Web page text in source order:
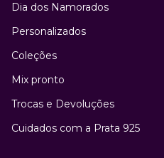
Dia dos Namorados
Personalizados
Coleções
Mix pronto
Trocas e Devoluções
Cuidados com a Prata 925